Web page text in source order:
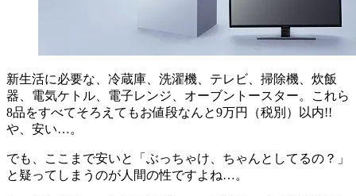
新生活に必要な、 冷蔵庫、洗濯機、テレビ、掃除機、炊飯
器、電気ケトル、電子レンジ、オーブントースター。これら
8品をすべてそろえてもお値段なんと9万円（税別）以内!!
や、安い…。
でも、ここまで安いと「ぶっちゃけ、ちゃんとしてるの？」
と疑ってしまうのが人間の性ですよね…。